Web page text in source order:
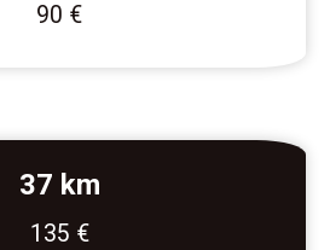
90 €
37 km
135 €